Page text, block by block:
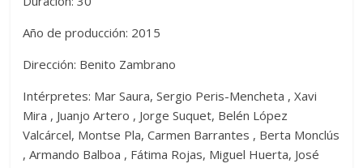
Año de producción: 2015
Dirección: Benito Zambrano
Intérpretes: Mar Saura, Sergio Peris-Mencheta , Xavi
Mira , Juanjo Artero , Jorge Suquet, Belén López
Valcárcel, Montse Pla, Carmen Barrantes , Berta Monclús
, Armando Balboa , Fátima Rojas, Miguel Huerta, José